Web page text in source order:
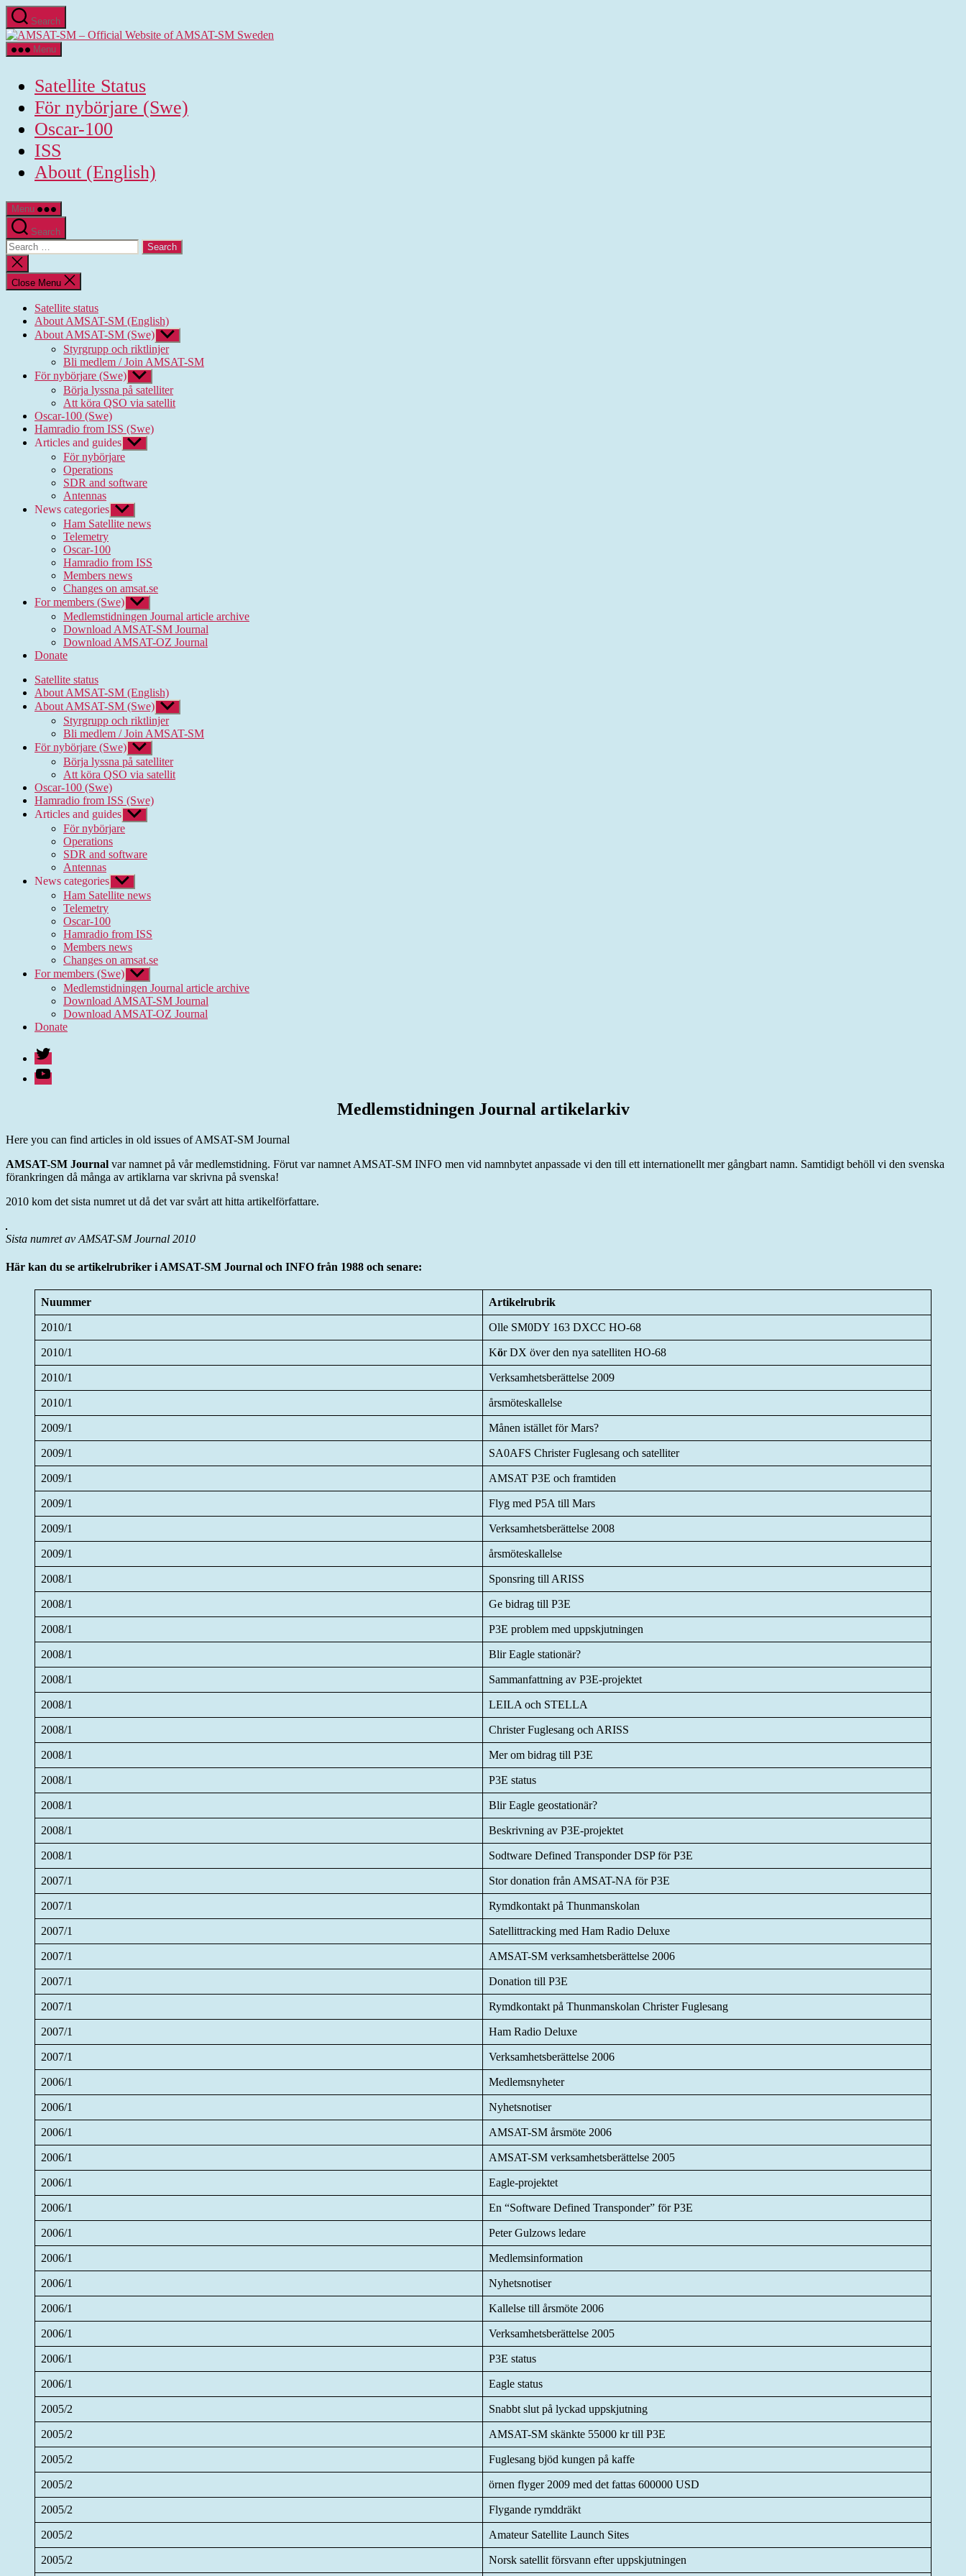
Skip
to
the
content
Search
Menu
Satellite Status
För nybörjare (Swe)
Oscar-100
ISS
About (English)
Menu
Search
Search
for:
Close
search
Close Menu
Satellite status
About AMSAT-SM (English)
About AMSAT-SM (Swe) Show
sub
menu
Styrgrupp och riktlinjer
Bli medlem / Join AMSAT-SM
För nybörjare (Swe) Show
sub
menu
Börja lyssna på satelliter
Att köra QSO via satellit
Oscar-100 (Swe)
Hamradio from ISS (Swe)
Articles and guides Show
sub
För nybörjare
Operations
SDR and software
Antennas
News categories Show
sub
menu
Ham Satellite news
Telemetry
Oscar-100
Hamradio from ISS
Members news
Changes on amsat.se
For members (Swe) Show
sub
menu
Medlemstidningen Journal article archive
Download AMSAT-SM Journal
Download AMSAT-OZ Journal
Donate
Satellite status
About AMSAT-SM (English)
About AMSAT-SM (Swe) Show
sub
menu
Styrgrupp och riktlinjer
Bli medlem / Join AMSAT-SM
För nybörjare (Swe) Show
sub
menu
Börja lyssna på satelliter
Att köra QSO via satellit
Oscar-100 (Swe)
Hamradio from ISS (Swe)
Articles and guides Show
sub
För nybörjare
Operations
SDR and software
Antennas
News categories Show
sub
menu
Ham Satellite news
Telemetry
Oscar-100
Hamradio from ISS
Members news
Changes on amsat.se
For members (Swe) Show
sub
menu
Medlemstidningen Journal article archive
Download AMSAT-SM Journal
Download AMSAT-OZ Journal
Donate
Twitter
Youtube
Medlemstidningen Journal artikelarkiv
Here you can find articles in old issues of AMSAT-SM Journal
AMSAT-SM Journal var namnet på vår medlemstidning. Förut var namnet AMSAT-SM INFO men vid namnbytet anpassade vi den till ett internationellt mer gångbart namn. Samtidigt behöll vi den svenska
förankringen då många av artiklarna var skrivna på svenska!
2010 kom det sista numret ut då det var svårt att hitta artikelförfattare.
Sista numret av AMSAT-SM Journal 2010
Här kan du se artikelrubriker i AMSAT-SM Journal och INFO från 1988 och senare:
Nuummer Artikelrubrik
2010/1 Olle SM0DY 163 DXCC HO-68
2010/1 Kör DX över den nya satelliten HO-68
2010/1 Verksamhetsberättelse 2009
2010/1 årsmöteskallelse
2009/1 Månen istället för Mars?
2009/1 SA0AFS Christer Fuglesang och satelliter
2009/1 AMSAT P3E och framtiden
2009/1 Flyg med P5A till Mars
2009/1 Verksamhetsberättelse 2008
2009/1 årsmöteskallelse
2008/1 Sponsring till ARISS
2008/1 Ge bidrag till P3E
2008/1 P3E problem med uppskjutningen
2008/1 Blir Eagle stationär?
2008/1 Sammanfattning av P3E-projektet
2008/1 LEILA och STELLA
2008/1 Christer Fuglesang och ARISS
2008/1 Mer om bidrag till P3E
2008/1 P3E status
2008/1 Blir Eagle geostationär?
2008/1 Beskrivning av P3E-projektet
2008/1 Sodtware Defined Transponder DSP för P3E
2007/1 Stor donation från AMSAT-NA för P3E
2007/1 Rymdkontakt på Thunmanskolan
2007/1 Satellittracking med Ham Radio Deluxe
2007/1 AMSAT-SM verksamhetsberättelse 2006
2007/1 Donation till P3E
2007/1 Rymdkontakt på Thunmanskolan Christer Fuglesang
2007/1 Ham Radio Deluxe
2007/1 Verksamhetsberättelse 2006
2006/1 Medlemsnyheter
2006/1 Nyhetsnotiser
2006/1 AMSAT-SM årsmöte 2006
2006/1 AMSAT-SM verksamhetsberättelse 2005
2006/1 Eagle-projektet
2006/1 En “Software Defined Transponder” för P3E
2006/1 Peter Gulzows ledare
2006/1 Medlemsinformation
2006/1 Nyhetsnotiser
2006/1 Kallelse till årsmöte 2006
2006/1 Verksamhetsberättelse 2005
2006/1 P3E status
2006/1 Eagle status
2005/2 Snabbt slut på lyckad uppskjutning
2005/2 AMSAT-SM skänkte 55000 kr till P3E
2005/2 Fuglesang bjöd kungen på kaffe
2005/2 örnen flyger 2009 med det fattas 600000 USD
2005/2 Flygande rymddräkt
2005/2 Amateur Satellite Launch Sites
2005/2 Norsk satellit försvann efter uppskjutningen